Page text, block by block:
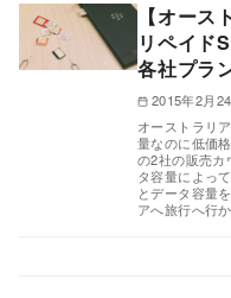
【オー
リペイド
各社プラ
2015年2月
オーストラリ
量なのに低価
の2社の販売カ
タ容量によっ
とデータ容量
アへ旅行へ行